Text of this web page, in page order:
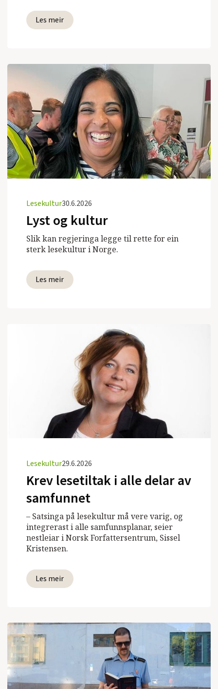
Les meir
Lesekultur30.6.2026
Lyst og kultur
Slik kan regjeringa legge til rette for ein
sterk lesekultur i Norge.
Les meir
Lesekultur29.6.2026
Krev lesetiltak i alle delar av
samfunnet
– Satsinga på lesekultur må vere varig, og
integrerast i alle samfunnsplanar, seier
nestleiar i Norsk Forfattersentrum, Sissel
Kristensen.
Les meir